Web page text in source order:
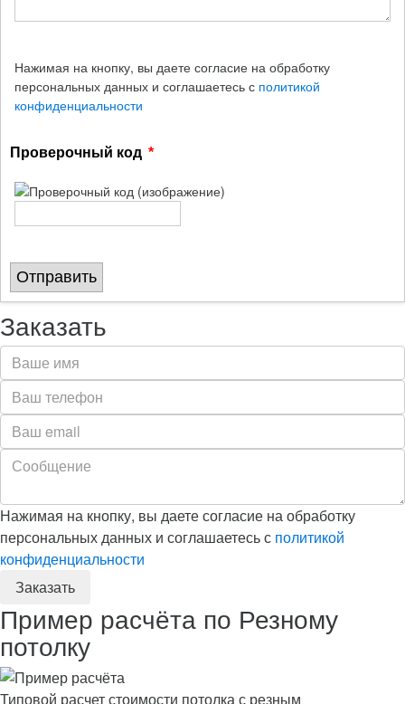
Нажимая на кнопку, вы даете согласие на обработку
персональных данных и соглашаетесь с политикой
конфиденциальности
Проверочный код
Отправить
Заказать
Нажимая на кнопку, вы даете согласие на обработку
персональных данных и соглашаетесь с политикой
конфиденциальности
Пример расчёта по Резному
потолку
Типовой расчет стоимости потолка с резным